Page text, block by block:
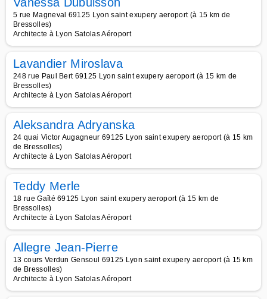
5 rue Magneval 69125 Lyon saint exupery aeroport (à 15 km de
Bressolles)
Architecte à Lyon Satolas Aéroport
Lavandier Miroslava
248 rue Paul Bert 69125 Lyon saint exupery aeroport (à 15 km de
Bressolles)
Architecte à Lyon Satolas Aéroport
Aleksandra Adryanska
24 quai Victor Augagneur 69125 Lyon saint exupery aeroport (à 15 km
de Bressolles)
Architecte à Lyon Satolas Aéroport
Teddy Merle
18 rue Gaîté 69125 Lyon saint exupery aeroport (à 15 km de
Bressolles)
Architecte à Lyon Satolas Aéroport
Allegre Jean-Pierre
13 cours Verdun Gensoul 69125 Lyon saint exupery aeroport (à 15 km
de Bressolles)
Architecte à Lyon Satolas Aéroport